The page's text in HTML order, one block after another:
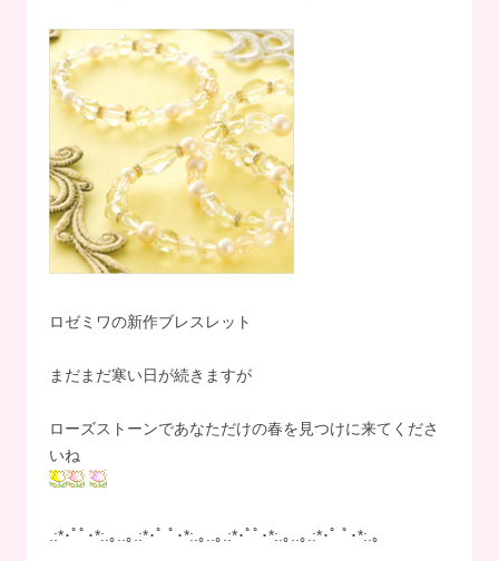
ロゼミワの新作ブレスレット
まだまだ寒い日が続きますが
ローズストーンであなただけの春を見つけに来てくださ
いね
.:*･ﾟﾟ･*:.｡..｡.:*･ﾟ ﾟ･*:.｡..｡.:*･ﾟﾟ･*:.｡..｡.:*･ﾟ ﾟ･*:.｡